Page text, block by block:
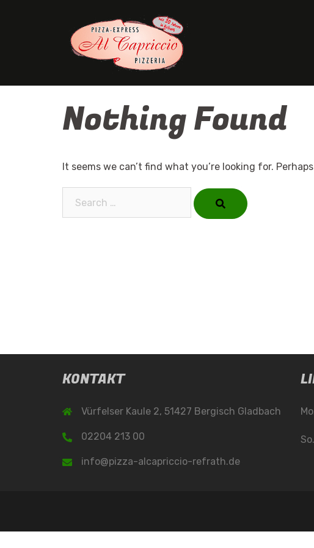
Nothing Found
It seems we can’t find what you’re looking for.
KONTAKT
Vürfelser Kaule 2, 51427 Bergisch Gladbach
02204 213 00
info@pizza-alcapriccio-refrath.de